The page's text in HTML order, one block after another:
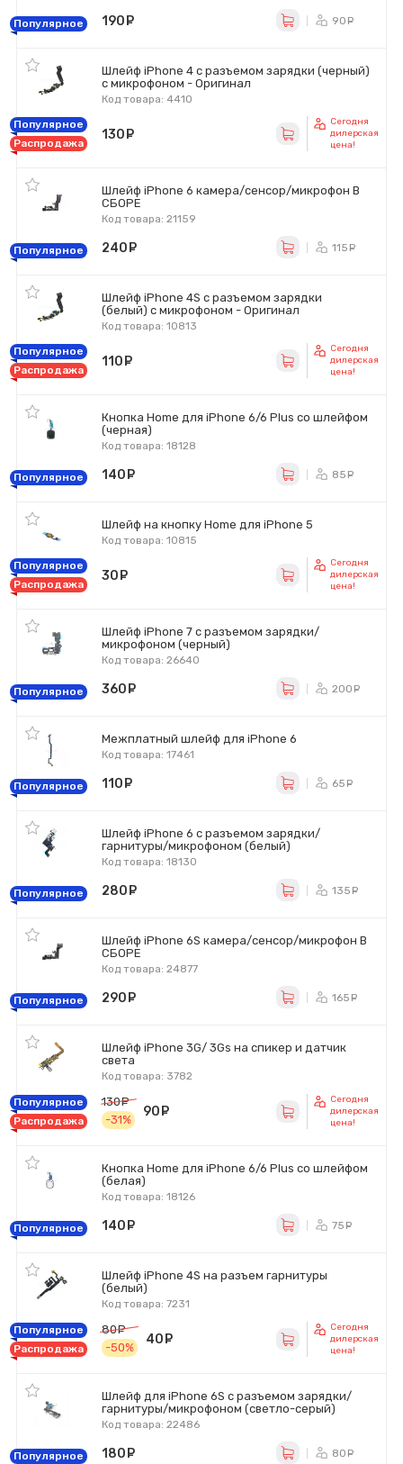
Популярное 190 90
Шлейф iPhone 4 с разъемом зарядки (черный)
с микрофоном - Оригинал
Код товара: 4410
Популярное
Распродажа
130
Сегодня
дилерская
цена!
Шлейф iPhone 6 камера/сенсор/микрофон В
СБОРЕ
Код товара: 21159
Популярное 240 115
Шлейф iPhone 4S с разъемом зарядки
(белый) с микрофоном - Оригинал
Код товара: 10813
Популярное
Распродажа
110
Сегодня
дилерская
цена!
Кнопка Home для iPhone 6/6 Plus со шлейфом
(черная)
Код товара: 18128
Популярное 140 85
Шлейф на кнопку Home для iPhone 5
Код товара: 10815
Популярное
Распродажа
30
Сегодня
дилерская
цена!
Шлейф iPhone 7 с разъемом зарядки/
микрофоном (черный)
Код товара: 26640
Популярное 360 200
Межплатный шлейф для iPhone 6
Код товара: 17461
Популярное 110 65
Шлейф iPhone 6 с разъемом зарядки/
гарнитуры/микрофоном (белый)
Код товара: 18130
Популярное 280 135
Шлейф iPhone 6S камера/сенсор/микрофон В
СБОРЕ
Код товара: 24877
Популярное 290 165
Шлейф iPhone 3G/ 3Gs на спикер и датчик
света
Код товара: 3782
Популярное
Распродажа
130
-31%
90
Сегодня
дилерская
цена!
Кнопка Home для iPhone 6/6 Plus со шлейфом
(белая)
Код товара: 18126
Популярное 140 75
Шлейф iPhone 4S на разъем гарнитуры
(белый)
Код товара: 7231
Популярное
Распродажа
80
руб.
-50%
40
Сегодня
дилерская
цена!
Шлейф для iPhone 6S с разъемом зарядки/
гарнитуры/микрофоном (светло-серый)
Код товара: 22486
Популярное 180 80